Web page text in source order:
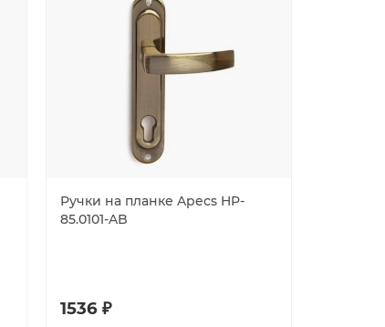
Ручки на планке Apecs HP-
85.0101-AB
1536 ₽